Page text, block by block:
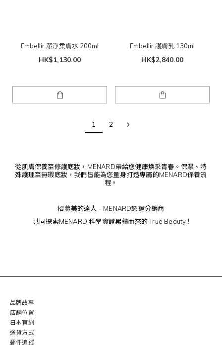
Embellir 潔淨柔膚水 200ml
HK$1,130.00
Embellir 護膚乳 130ml
HK$2,840.00
1 2
從肌膚保養至修護底妝，MENARD帶給您健康煥采青春。保濕、特
殊護理至無瑕底妝，我們皆能為您量身打造專屬的MENARD保養流
程。
招募美的達人 - MENARD認證分銷商
共同探索MENARD 科學實證累積而來的 True Beauty !
品牌故事
店舖位置
日本官網
送貨方式
郵件追蹤